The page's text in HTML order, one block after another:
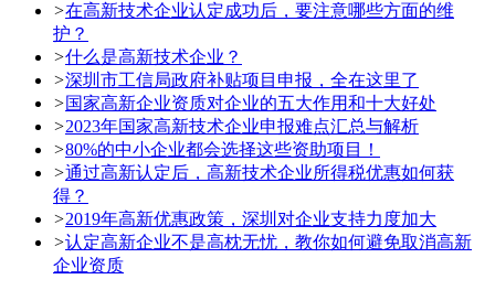
>在高新技术企业认定成功后，要注意哪些方面的维
护？
>什么是高新技术企业？
>深圳市工信局政府补贴项目申报，全在这里了
>国家高新企业资质对企业的五大作用和十大好处
>2023年国家高新技术企业申报难点汇总与解析
>80%的中小企业都会选择这些资助项目！
>通过高新认定后，高新技术企业所得税优惠如何获
得？
>2019年高新优惠政策，深圳对企业支持力度加大
>认定高新企业不是高枕无忧，教你如何避免取消高新
企业资质